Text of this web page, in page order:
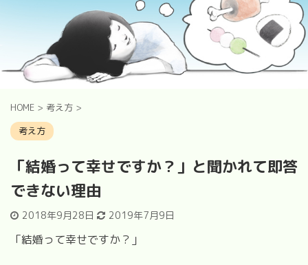
HOME > 考え方 >
考え方
「結婚って幸せですか？」と聞かれて即答
できない理由
2018年9月28日 2019年7月9日
「結婚って幸せですか？」